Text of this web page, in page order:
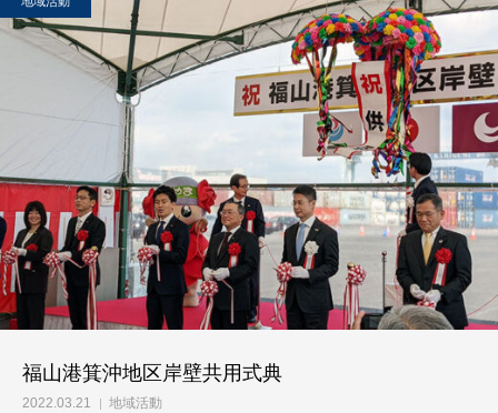
福山港箕沖地区岸壁共用式典
2022.03.21 地域活動